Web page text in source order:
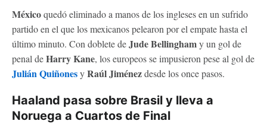
Méxicoquedó eliminado a manos de los ingleses en un sufrido
partido en el que los mexicanos pelearon por el empate hasta el
último minuto. Con doblete deJude Bellinghamy un gol de
penal deHarry Kane, los europeos se impusieron pese al gol de
Julián QuiñonesyRaúl Jiménezdesde los once pasos.
Haaland pasa sobre Brasil y lleva a
Noruega a Cuartos de Final